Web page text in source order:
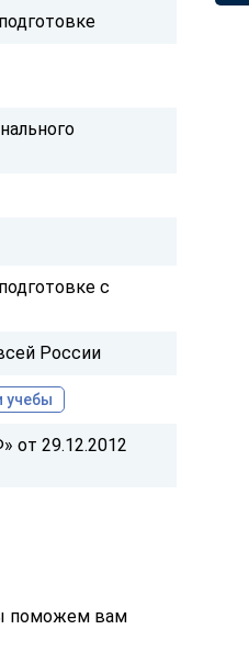
с
России
учебы
от 29.12.2012
поможем вам